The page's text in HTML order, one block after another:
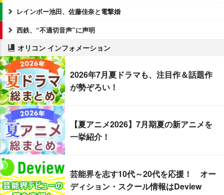
レインボー池田、佐藤佳奈と電撃婚
西鉄、“不適切音声”に声明
オリコン インフォメーション
2026年7月夏ドラマも、注目作＆話題作
が勢ぞろい！
【夏アニメ2026】7月期夏の新アニメを
一挙紹介！
芸能界を志す10代～20代を応援！ オー
ディション・スクール情報はDeview